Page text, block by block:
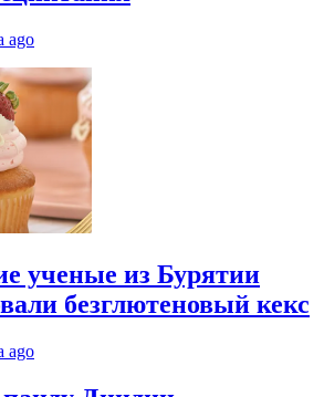
ago
ученые из Бурятии
безглютеновый кекс
ago